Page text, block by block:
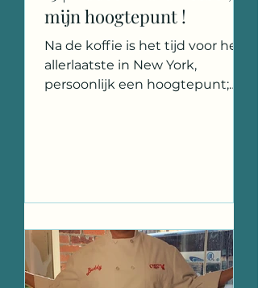
mijn hoogtepunt !
Na de koffie is het tijd voor het
allerlaatste in New York,
persoonlijk een hoogtepunt;